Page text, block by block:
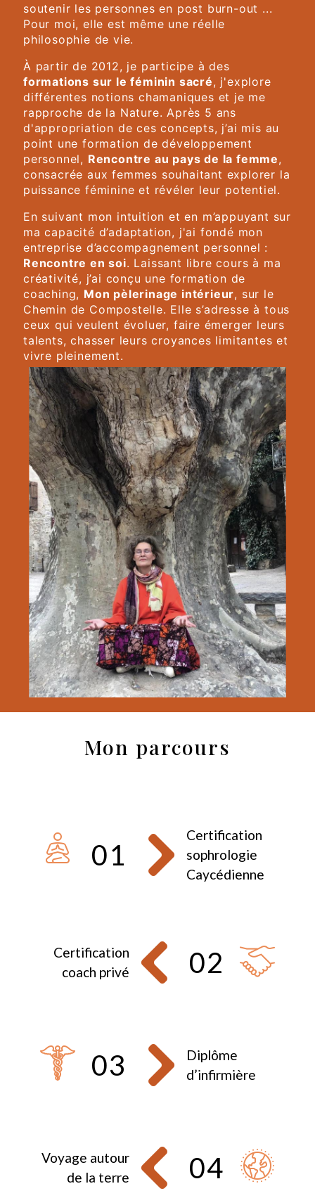
soutenir les personnes en post burn-out ...
Pour moi, elle est même une réelle
philosophie de vie.
À partir de 2012, je participe à des
formations sur le féminin sacré, j'explore
différentes notions chamaniques et je me
rapproche de la Nature. Après 5 ans
d'appropriation de ces concepts, j’ai mis au
point une formation de développement
personnel, Rencontre au pays de la femme,
consacrée aux femmes souhaitant explorer la
puissance féminine et révéler leur potentiel.
En suivant mon intuition et en m’appuyant sur
ma capacité d’adaptation, j'ai fondé mon
entreprise d’accompagnement personnel :
Rencontre en soi. Laissant libre cours à ma
créativité, j’ai conçu une formation de
coaching, Mon pèlerinage intérieur, sur le
Chemin de Compostelle. Elle s’adresse à tous
ceux qui veulent évoluer, faire émerger leurs
talents, chasser leurs croyances limitantes et
vivre pleinement.
Mon parcours
01
Certification
sophrologie
Caycédienne
02
Certification
coach privé
03
Diplôme
d’infirmière
04
Voyage autour
de la terre